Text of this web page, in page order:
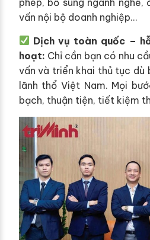
vấn nội bộ doanh nghiệp…
Dịch vụ toàn quốc –
hoạt: Chỉ cần bạn có nhu
vấn và triển khai thủ tục dù
lãnh thổ Việt Nam. Mọi
bạch, thuận tiện, tiết kiệm